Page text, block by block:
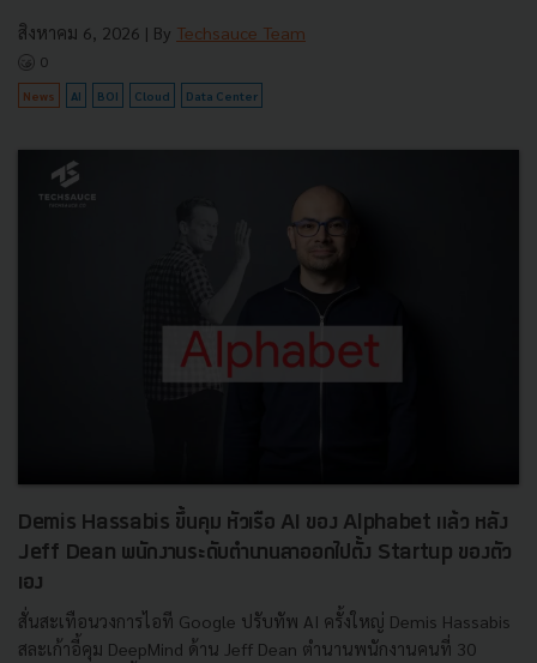
สิงหาคม 6, 2026 | By Techsauce Team
0
News AI BOI Cloud Data Center
Demis Hassabis ขึ้นคุม หัวเรือ AI ของ Alphabet แล้ว หลัง
Jeff Dean พนักงานระดับตำนานลาออกไปตั้ง Startup ของตัว
เอง
สั่นสะเทือนวงการไอที Google ปรับทัพ AI ครั้งใหญ่ Demis Hassabis
สละเก้าอี้คุม DeepMind ด้าน Jeff Dean ตำนานพนักงานคนที่ 30